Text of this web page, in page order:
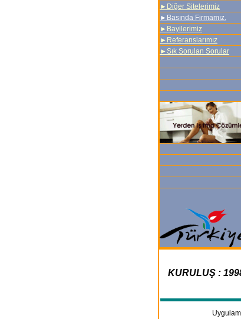
► Diğer Sitelerimiz
►Basında Firmamız.
► Bayilerimiz
► Referanslarımız
► Sık Sorulan Sorular
KURULUŞ :
.